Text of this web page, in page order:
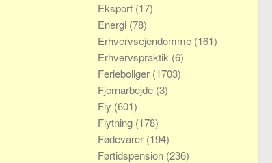
Eksport (17)
Energi (78)
Erhvervsejendomme (161)
Erhvervspraktik (6)
Ferieboliger (1703)
Fjernarbejde (3)
Fly (601)
Flytning (178)
Fødevarer (194)
Førtidspension (236)